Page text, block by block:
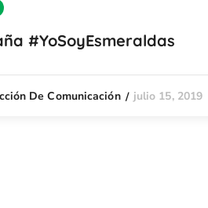
#YoSoyEsmeraldas
De Comunicación julio 15, 2019